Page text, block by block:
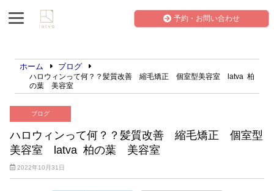
予約・お問い合わせ
ホーム ブログ
ハロウィンって何？？髪質改善 縮毛矯正 個室型美容室 latva 柏
の葉 美容室
ブログ
ハロウィンって何？？髪質改善 縮毛矯正 個室型
美容室 latva 柏の葉 美容室
2022年10月31日